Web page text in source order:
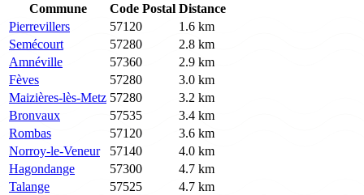
Commune Code Postal Distance
Pierrevillers
57120
1.6 km
Semécourt
57280
2.8 km
Amnéville
57360
2.9 km
Fèves
57280
3.0 km
Maizières-lès-Metz 57280
3.2 km
Bronvaux
57535
3.4 km
Rombas
57120
3.6 km
Norroy-le-Veneur
57140
4.0 km
Hagondange
57300
4.7 km
Talange
57525 4.7 km